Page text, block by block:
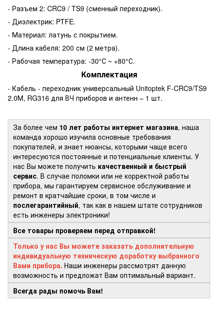
- Разъем 2: CRC9 / TS9 (сменный переходник).
- Диэлектрик: PTFE.
- Материал: латунь с покрытием.
- Длина кабеля: 200 см (2 метра).
- Рабочая температура: -30°С ~ +80°С.
Комплектация
- Кабель - переходник универсальный Unitoptek F-CRC9/TS9
2.0М, RG316 для ВЧ приборов и антенн – 1 шт.
За более чем 10 лет работы интернет магазина, наша
команда хорошо изучила основные требования
покупателей, и знает нюансы, которыми чаще всего
интересуются постоянные и потенциальные клиенты. У
нас Вы можете получить качественный и быстрый
сервис. В случае поломки или не корректной работы
прибора, мы гарантируем сервисное обслуживание и
ремонт в кратчайшие сроки, в том числе и
послегарантийный, так как в нашем штате сотрудников
есть инженеры электроники!
Все товары проверяем перед отправкой!
Только у нас Вы можете заказать дополнительную
индивидуальную техническую доработку выбранного
Вами прибора. Наши инженеры рассмотрят данную
возможность и предложат Вам оптимальный вариант.
Всегда рады помочь Вам!